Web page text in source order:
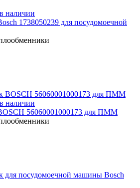
наличии
1738050239 для посудомоечной
наличии
56060001000173 для ПММ